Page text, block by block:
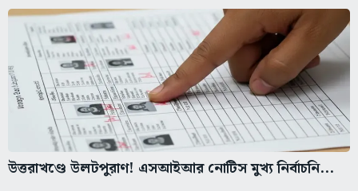
উত্তরাখণ্ডে উলটপুরাণ! এসআইআর নোটিস মুখ্য নির্বাচনি...